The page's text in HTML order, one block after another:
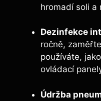
hromadí soli a
Dezinfekce
ročně,
používáte,
ovládací
Údržba